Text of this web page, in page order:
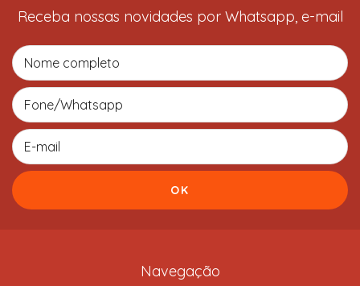
Receba nossas novidades por Whatsapp, e-mail
Navegação